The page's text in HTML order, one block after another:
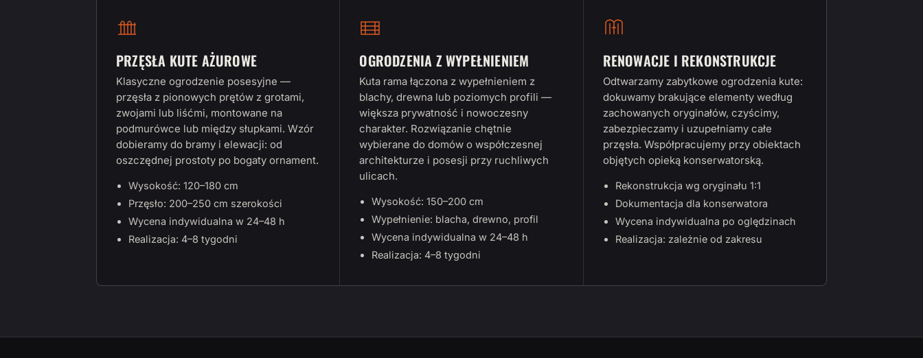
PRZĘSŁA KUTE AŻUROWE
Klasyczne ogrodzenie posesyjne —
przęsła z pionowych prętów z grotami,
zwojami lub liśćmi, montowane na
podmurówce lub między słupkami. Wzór
dobieramy do bramy i elewacji: od
oszczędnej prostoty po bogaty ornament.
Wysokość: 120–180 cm
Przęsło: 200–250 cm szerokości
Wycena indywidualna w 24–48 h
Realizacja: 4–8 tygodni
OGRODZENIA Z WYPEŁNIENIEM
Kuta rama łączona z wypełnieniem z
blachy, drewna lub poziomych profili —
większa prywatność i nowoczesny
charakter. Rozwiązanie chętnie
wybierane do domów o współczesnej
architekturze i posesji przy ruchliwych
ulicach.
Wysokość: 150–200 cm
Wypełnienie: blacha, drewno, profil
Wycena indywidualna w 24–48 h
Realizacja: 4–8 tygodni
RENOWACJE I REKONSTRUKCJE
Odtwarzamy zabytkowe ogrodzenia kute:
dokuwamy brakujące elementy według
zachowanych oryginałów, czyścimy,
zabezpieczamy i uzupełniamy całe
przęsła. Współpracujemy przy obiektach
objętych opieką konserwatorską.
Rekonstrukcja wg oryginału 1:1
Dokumentacja dla konserwatora
Wycena indywidualna po oględzinach
Realizacja: zależnie od zakresu